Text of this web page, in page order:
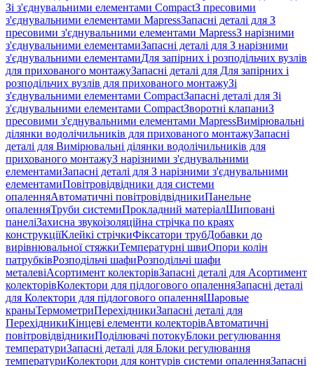
Зі з'єднувальними елементами CompactЗ пресовими
з'єднувальними елементами MapressЗапасні деталі для З
пресовими з'єднувальними елементами MapressЗ нарізними
з'єднувальними елементамиЗапасні деталі для З нарізними
з'єднувальними елементамиДля запірних і розподільчих вузлів
для прихованого монтажуЗапасні деталі для Для запірних і
розподільчих вузлів для прихованого монтажуЗі
з'єднувальними елементами CompactЗапасні деталі для Зі
з'єднувальними елементами CompactЗворотні клапаниЗ
пресовими з'єднувальними елементами MapressВимірювальні
ділянки водолічильників для прихованого монтажуЗапасні
деталі для Вимірювальні ділянки водолічильників для
прихованого монтажуЗ нарізними з'єднувальними
елементамиЗапасні деталі для З нарізними з'єднувальними
елементамиПовітровідвідники для системи
опаленняАвтоматичні повітровідвідникиПанельне
опаленняТруби системиПрокладний матеріалШиповані
панеліЗахисна звукоізоляційна стрічка по краях
конструкціїКлейкі стрічкиФіксатори трубДобавки до
вирівнювальної стяжкиТемпературні швиОпори колін
патрубківРозподільчі шафиРозподільчі шафи
металевіАсортимент колекторівЗапасні деталі для Асортимент
колекторівКолектори для підлогового опаленняЗапасні деталі
для Колектори для підлогового опаленняШаровые
краныТермометриПерехідникиЗапасні деталі для
ПерехідникиКінцеві елементи колекторівАвтоматичні
повітровідвідникиПоділювачі потокуБлоки регулювання
температуриЗапасні деталі для Блоки регулювання
температуриКолектори для контурів системи опаленняЗапасні